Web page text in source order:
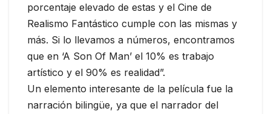
porcentaje elevado de estas y el Cine de
Realismo Fantástico cumple con las mismas y
más. Si lo llevamos a números, encontramos
que en ‘A Son Of Man’ el 10% es trabajo
artístico y el 90% es realidad”.
Un elemento interesante de la película fue la
narración bilingüe, ya que el narrador del